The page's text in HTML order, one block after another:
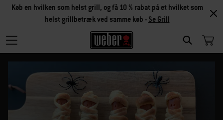
SEARCH
Køb en hvilken som helst grill, og få 10 % rabat på et hvilket som
helst grillbetræk ved samme køb - Se Grill